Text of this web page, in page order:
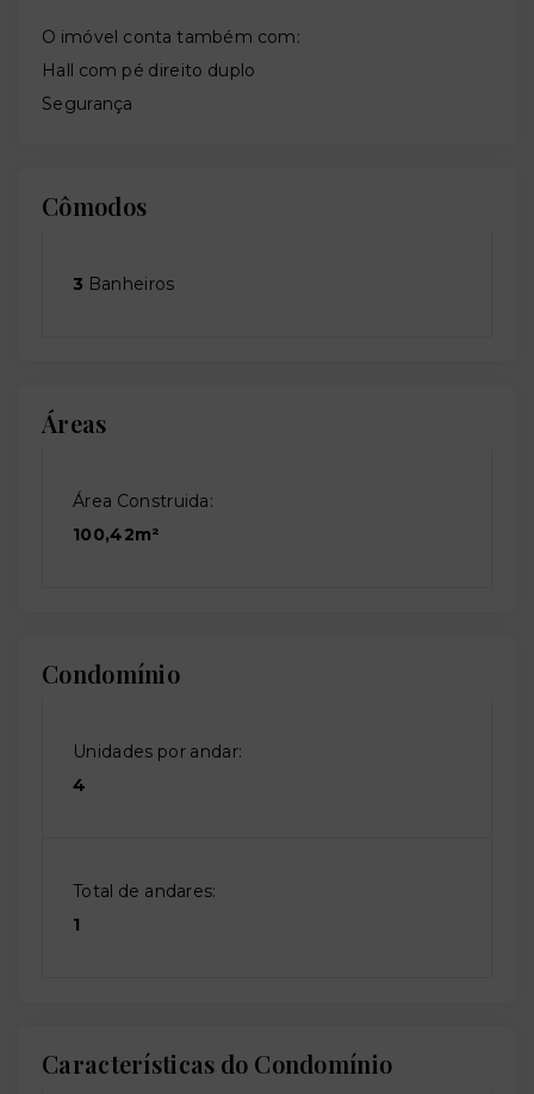
O imóvel conta também com:
Hall com pé direito duplo
Segurança
Cômodos
3 Banheiros
Áreas
Área Construida:
100,42m²
Condomínio
Unidades por andar:
4
Total de andares:
1
Características do Condomínio